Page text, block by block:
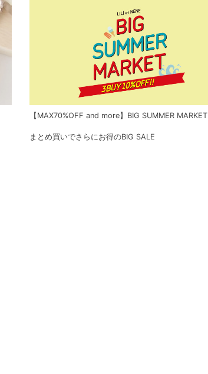
【MAX70%OFF and more】BIG SUMMER MARKET
まとめ買いでさらにお得のBIG SALE